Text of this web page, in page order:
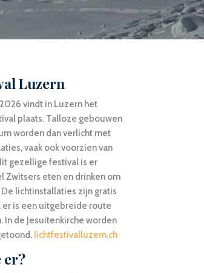
Luzern
vindt in Luzern het
plaats. Talloze gebouwen
worden dan verlicht met
vaak ook voorzien van
gezellige festival is er
Zwitsers eten en drinken om
lichtinstallaties zijn gratis
er is een uitgebreide route
In de Jesuitenkirche worden
lichtfestivalluzern.ch
er?